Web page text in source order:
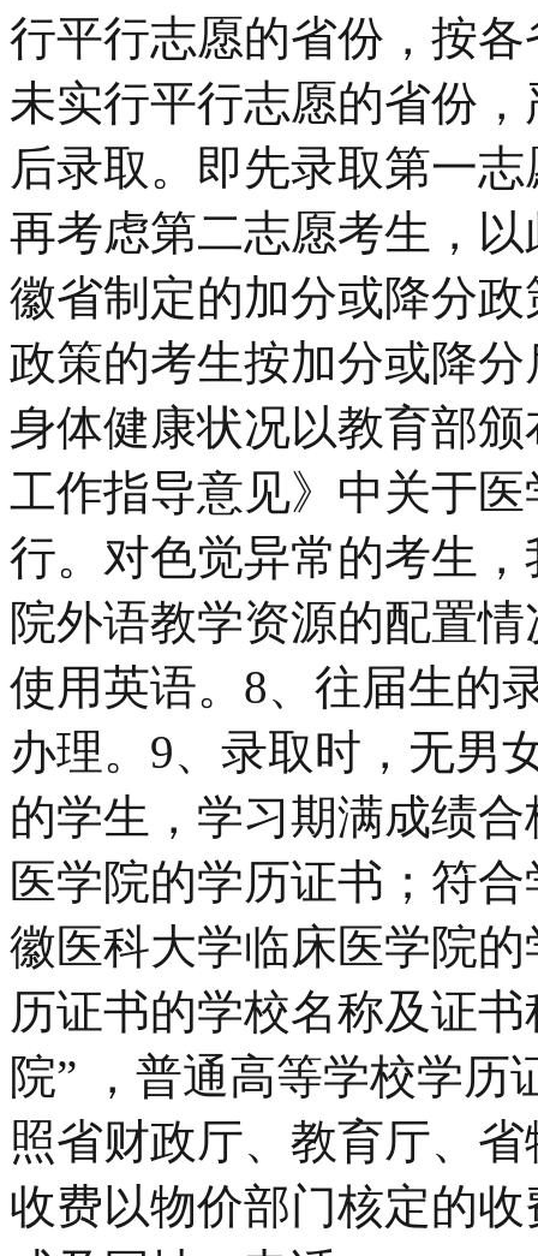
行平行志愿的省份，按
未实行平行志愿的省份
后录取。即先录取第一
再考虑第二志愿考生，
徽省制定的加分或降分
政策的考生按加分或降
身体健康状况以教育部
工作指导意见》中关于
行。对色觉异常的考生
院外语教学资源的配置
使用英语。8、往届生的
办理。9、录取时，无男
的学生，学习期满成绩
医学院的学历证书；符
徽医科大学临床医学院
历证书的学校名称及证
院” ，普通高等学校学
照省财政厅、教育厅、
收费以物价部门核定的